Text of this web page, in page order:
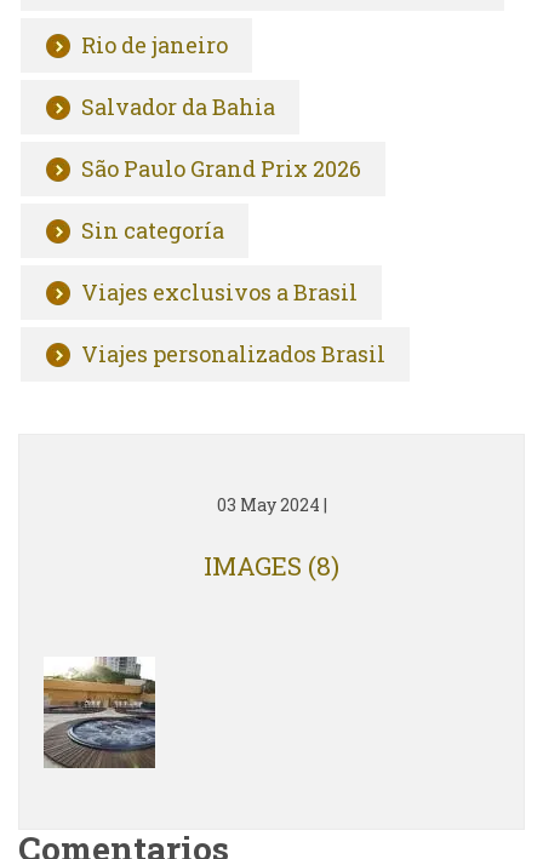
Rio de janeiro
Salvador da Bahia
São Paulo Grand Prix 2026
Sin categoría
Viajes exclusivos a Brasil
Viajes personalizados Brasil
03 May 2024 |
IMAGES (8)
Comentarios